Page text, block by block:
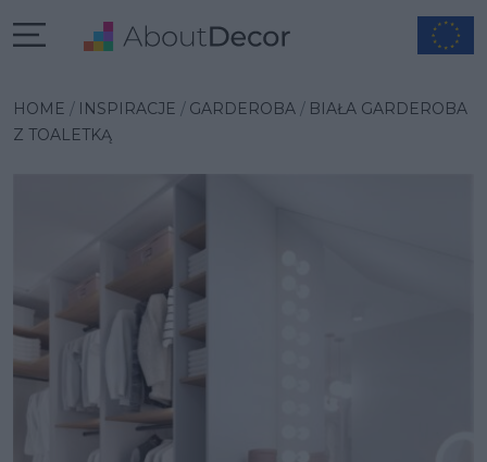
HOME INSPIRACJE GARDEROBA
BIAŁA GARDEROBA
Z TOALETKĄ